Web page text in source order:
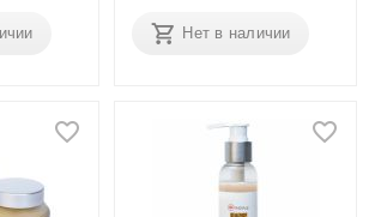
Нет в наличии